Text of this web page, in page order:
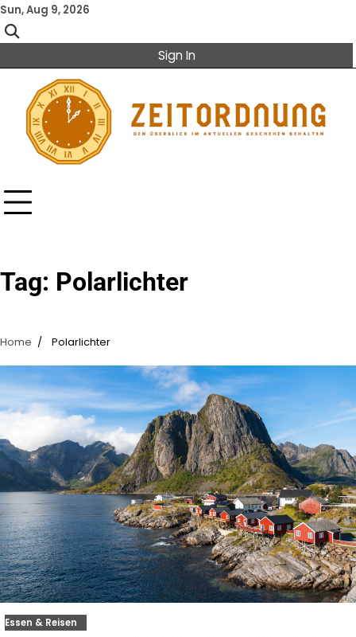
Skip
to
content
Sun, Aug 9, 2026
Sign In
Tag: Polarlichter
Home Polarlichter
Essen & Reisen